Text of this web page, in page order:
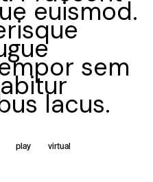
euismod.
sem
lacus.
play virtual